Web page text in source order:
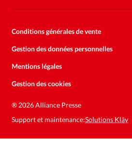
Conditions générales de vente
Gestion des données personnelles
Mentions légales
Gestion des cookies
® 2026 Alliance Presse
Support et maintenance:Solutions Kläy
nous développer